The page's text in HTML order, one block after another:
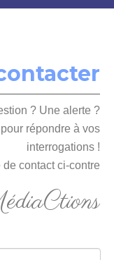
? Une alerte ?
répondre à vos
interrogations !
contact ci-contre